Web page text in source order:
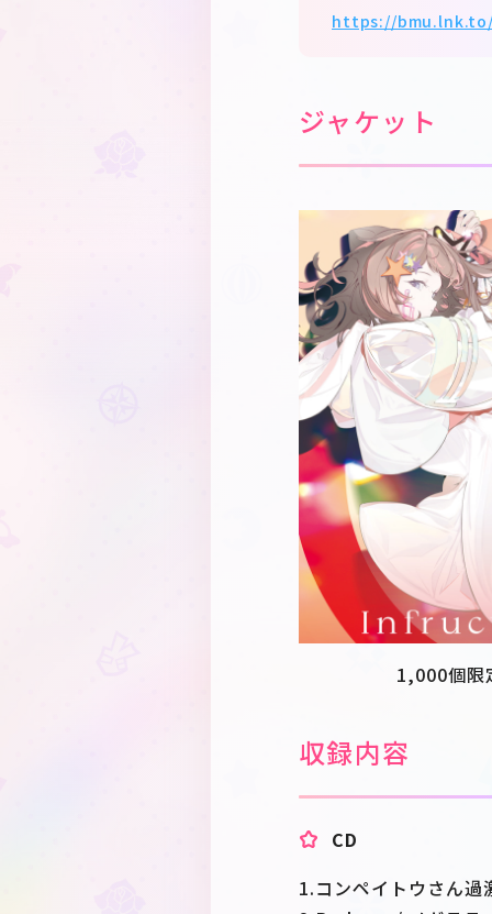
https://bmu.lnk.to/
ジャケット
1,000個限
収録内容
CD
1.コンペイトウさん